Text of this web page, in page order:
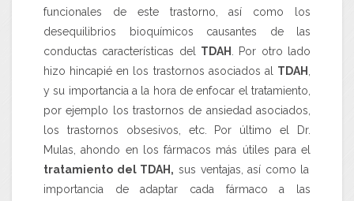
funcionales de este trastorno, así como los
desequilibrios bioquímicos causantes de las
conductas características del TDAH
. Por otro lado
hizo hincapié en los trastornos asociados al TDAH
y su importancia a la hora de enfocar el tratamiento,
por ejemplo los trastornos de ansiedad asociados,
los trastornos obsesivos, etc. Por último el Dr.
Mulas, ahondo en los fármacos más útiles para el
tratamiento del TDAH, sus ventajas, así como la
importancia de adaptar cada fármaco a las